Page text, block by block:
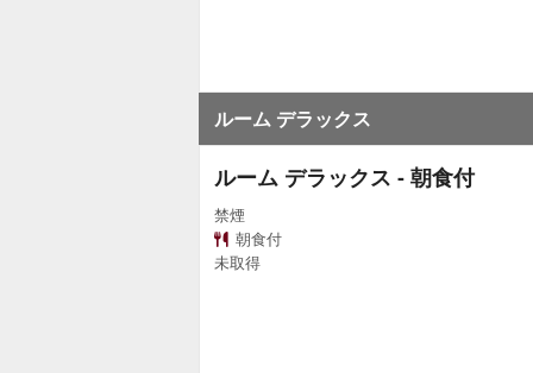
ルーム デラックス
ルーム デラックス - 朝食付
禁煙
朝食付
未取得